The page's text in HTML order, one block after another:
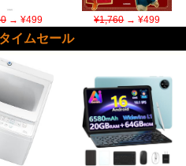
→ ¥499 ¥1,760→ ¥499
イムセール